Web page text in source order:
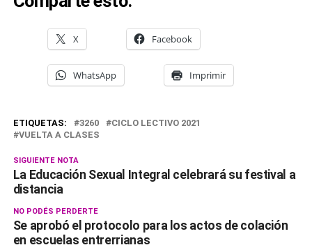
X Facebook
WhatsApp Imprimir
ETIQUETAS: 3260
CICLO LECTIVO 2021
VUELTA A CLASES
SIGUIENTE NOTA
La Educación Sexual Integral celebrará su festival a
distancia
NO PODÉS PERDERTE
Se aprobó el protocolo para los actos de colación
en escuelas entrerrianas